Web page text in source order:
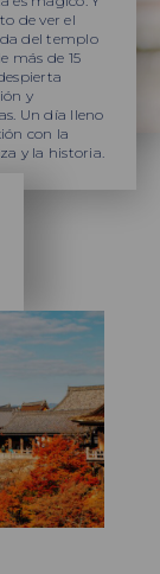
de ver el
del templo
más de 15
y
Un día lleno
con la
y la historia.
que no te